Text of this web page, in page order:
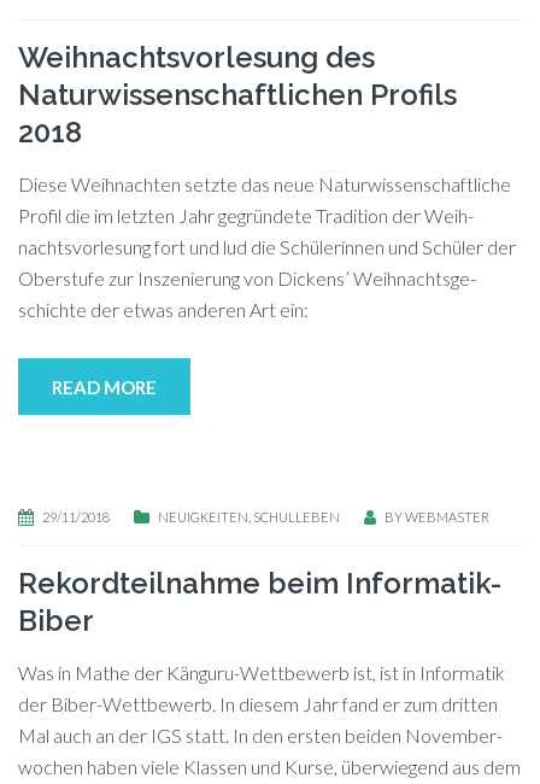
Weihnachtsvorlesung des
Naturwissenschaftlichen Profils
2018
Die­se Weih­nach­ten setz­te das neue Na­tur­wis­sen­schaft­li­che
Pro­fil die im letz­ten Jahr ge­grün­de­te Tra­di­ti­on der Weih­
nachts­vor­le­sung fort und lud die Schü­le­rin­nen und Schü­ler der
Ober­stu­fe zur In­sze­nie­rung von Di­ckens’ Weih­nachts­ge­
schich­te der et­was an­de­ren Art ein:
READ MORE
29/11/2018 NEUIGKEITEN SCHULLEBEN BYWEBMASTER
Rekordteilnahme beim Informatik-
Biber
Was in Ma­the der Kän­gu­ru-Wett­be­werb ist, ist in In­for­ma­tik
der Bi­ber-Wett­be­werb. In die­sem Jahr fand er zum drit­ten
Mal auch an der IGS statt. In den ers­ten bei­den No­vem­ber­
wo­chen ha­ben vie­le Klas­sen und Kur­se, über­wie­gend aus dem